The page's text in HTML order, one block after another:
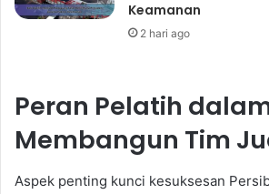
Keamanan
2 hari ago
Peran Pelatih
Membangun Tim
Aspek penting kunci kesuksesan